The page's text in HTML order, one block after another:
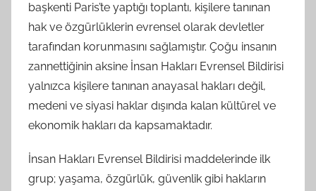
başkenti Paris’te yaptığı toplantı, kişilere tanınan
hak ve özgürlüklerin evrensel olarak devletler
tarafından korunmasını sağlamıştır. Çoğu insanın
zannettiğinin aksine İnsan Hakları Evrensel Bildirisi
yalnızca kişilere tanınan anayasal hakları değil,
medeni ve siyasi haklar dışında kalan kültürel ve
ekonomik hakları da kapsamaktadır.
İnsan Hakları Evrensel Bildirisi maddelerinde ilk
grup; yaşama, özgürlük, güvenlik gibi hakların